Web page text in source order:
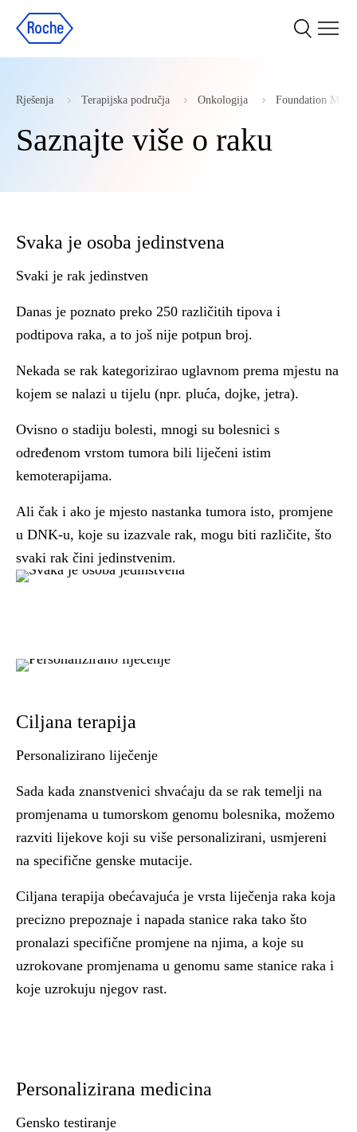
Rješenja Terapijska područja Onkologija Foundation
Saznajte više o raku
Svaka je osoba jedinstvena
Svaki je rak jedinstven
Danas je poznato preko 250 različitih tipova i
podtipova raka, a to još nije potpun broj.
Nekada se rak kategorizirao uglavnom prema mjestu na
kojem se nalazi u tijelu (npr. pluća, dojke, jetra).
Ovisno o stadiju bolesti, mnogi su bolesnici s
određenom vrstom tumora bili liječeni istim
kemoterapijama.
Ali čak i ako je mjesto nastanka tumora isto, promjene
u DNK-u, koje su izazvale rak, mogu biti različite, što
svaki rak čini jedinstvenim.
Ciljana terapija
Personalizirano liječenje
Sada kada znanstvenici shvaćaju da se rak temelji na
promjenama u tumorskom genomu bolesnika, možemo
razviti lijekove koji su više personalizirani, usmjereni
na specifične genske mutacije.
Ciljana terapija obećavajuća je vrsta liječenja raka koja
precizno prepoznaje i napada stanice raka tako što
pronalazi specifične promjene na njima, a koje su
uzrokovane promjenama u genomu same stanice raka i
koje uzrokuju njegov rast.
Personalizirana medicina
Gensko testiranje